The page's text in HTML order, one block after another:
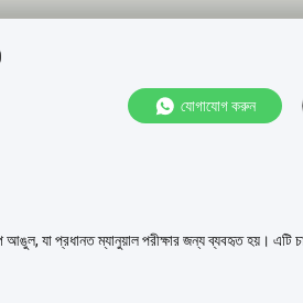
যোগাযোগ করুন
যা প্রধানত ম্যানুয়াল পরীক্ষার জন্য ব্যবহৃত হয়।